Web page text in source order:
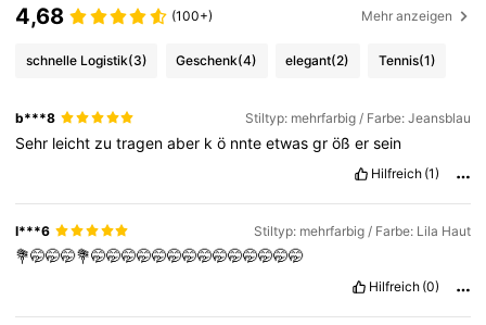
4,68 (100+) Mehr anzeigen
schnelle Logistik(3) Geschenk(4) elegant(2) Tennis(1)
b***8 Stiltyp: mehrfarbig / Farbe: Jeansblau
Sehr leicht zutragenaber kö nnteetwasgrößersein
Hilfreich (1)
I***6 Stiltyp: mehrfarbig / Farbe: Lila Haut
💐🤭🤭🤭💐🤭🤭🤭🤭🤭🤭🤭🤭🤭🤭🤭🤭🤭🤭
Hilfreich (0)